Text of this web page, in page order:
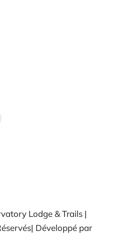
Lodge & Trails |
Développé par